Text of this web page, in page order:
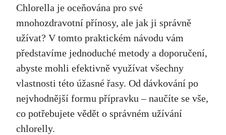
Chlorella je oceňována pro své
mnohozdravotní přínosy, ale jak ji správně
užívat? V tomto praktickém návodu vám
představíme jednoduché metody a doporučení,
abyste mohli efektivně využívat všechny
vlastnosti této úžasné řasy. Od dávkování po
nejvhodnější formu přípravku – naučíte se vše,
co potřebujete vědět o správném užívání
chlorelly.